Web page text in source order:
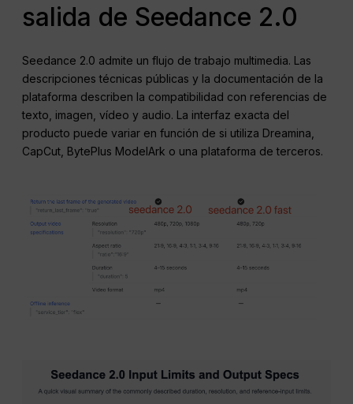
salida de Seedance 2.0
Seedance 2.0 admite un flujo de trabajo multimedia. Las
descripciones técnicas públicas y la documentación de la
plataforma describen la compatibilidad con referencias de
texto, imagen, vídeo y audio. La interfaz exacta del
producto puede variar en función de si utiliza Dreamina,
CapCut, BytePlus ModelArk o una plataforma de terceros.